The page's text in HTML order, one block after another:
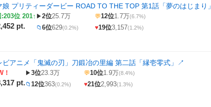
娘 プリティーダービー ROAD TO THE TOP 第1話「夢のはじまり」
位 201↑
pt.
▶2位25.7万 💬12位1.7万(6.7%)
📁 6位629(0.2%) ♥19位3,157(1.2%)
ビアニメ「鬼滅の刃」刀鍛冶の里編 第二話「縁壱零式」 ↗
！
pt.
▶3位23.3万 💬10位1.9万(8.4%)
📁 12位363(0.2%) ♥21位2,993(1.3%)